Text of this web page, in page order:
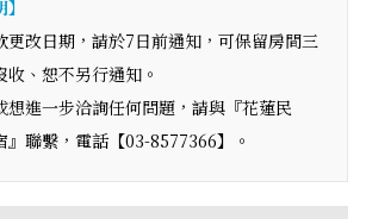
改日期，請於7日前通知，可保留房間三
、恕不另行通知。
進一步洽詢任何問題，請與『花蓮民
聯繫，電話【03-8577366】。